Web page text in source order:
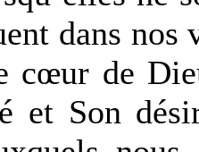
dans nos
de
et Son